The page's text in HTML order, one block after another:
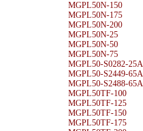
MGPL50N-150
MGPL50N-175
MGPL50N-200
MGPL50N-25
MGPL50N-50
MGPL50N-75
MGPL50-S0282-25A
MGPL50-S2449-65A
MGPL50-S2488-65A
MGPL50TF-100
MGPL50TF-125
MGPL50TF-150
MGPL50TF-175